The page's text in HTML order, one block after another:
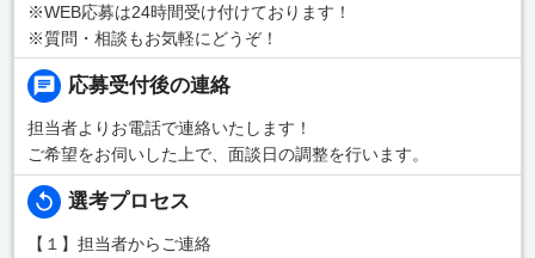
※WEB応募は24時間受け付けております！
※質問・相談もお気軽にどうぞ！
応募受付後の連絡
担当者よりお電話で連絡いたします！
ご希望をお伺いした上で、面談日の調整を行います。
選考プロセス
【１】担当者からご連絡